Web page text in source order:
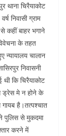
थाना चिरैयाकोट
निवासी ग्राम
से कहीं बाहर भगाने
के तहत
चालान
निवासनी
थी कि चिरैयाकोट
ड्रेस मे न होने के
है।तत्पश्चात
पुलिस से मुकदमा
करने में